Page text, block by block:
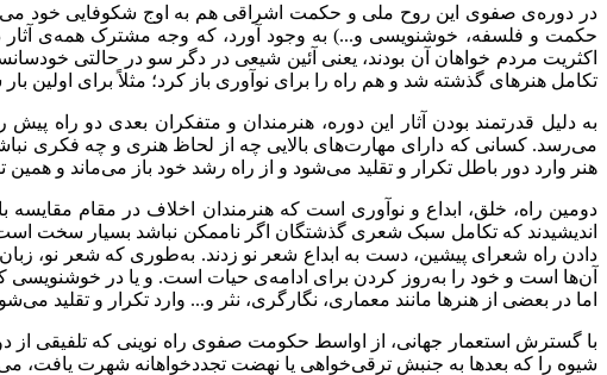
در دوره‌ی صفوی این روح ملی و حکمت اشراقی هم به اوج شکوفایی خود
حکمت و فلسفه، خوشنویسی و...) به وجود آورد، که وجه مشترک همه‌ی
اکثریت مردم خواهان آن بودند، یعنی آئین شیعی در دگر سو در حالتی
تکامل هنرهای گذشته شد و هم راه را برای نوآوری باز کرد؛ مثلاً برای
به دلیل قدرتمند بودن آثار این دوره، هنرمندان و متفکران بعدی دو راه
می‌رسد. کسانی که دارای مهارت‌های بالایی چه از لحاظ هنری و چه فکری
هنر وارد دور باطل تکرار و تقلید می‌شود و از راه رشد خود باز می‌ماند و
دومین راه، خلق، ابداع و نوآوری است که هنرمندان اخلاف در مقام
اندیشیدند که تکامل سبک شعری گذشتگان اگر ناممکن نباشد بسیار سخت
دادن راه شعرای پیشین، دست به ابداع شعر نو زدند. به‌طوری که شعر نو،
آن‌ها است و خود را به‌روز کردن برای ادامه‌ی حیات است. و یا در
اما در بعضی از هنرها مانند معماری، نگارگری، نثر و... وارد تکرار و تقلید
با گسترش استعمار جهانی، از اواسط حکومت صفوی راه نوینی که تلفیقی از
شیوه را که بعدها به جنبش ترقی‌خواهی یا نهضت تجددخواهانه شهرت یافت،